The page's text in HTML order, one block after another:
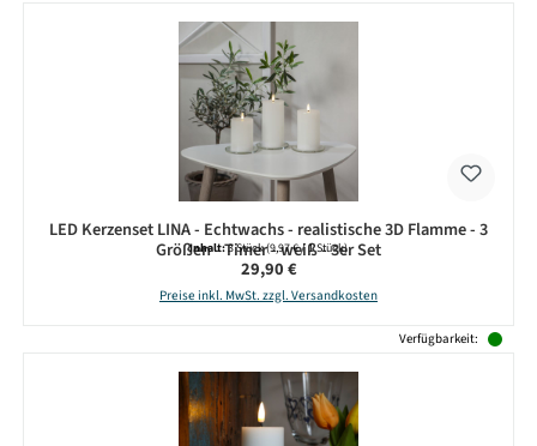
LED Kerzenset LINA - Echtwachs - realistische 3D Flamme - 3
Größen - Timer - weiß - 3er Set
Inhalt:3 Stück(9,97 € / 1 Stück)
Regulärer Preis:
29,90 €
Preise inkl. MwSt. zzgl. Versandkosten
Verfügbarkeit: